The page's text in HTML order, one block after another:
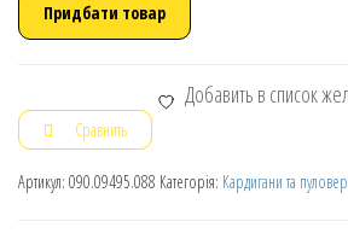
Придбати товар
Добавить в список
Сравнить
Артикул: 090.09495.088 Категорія: Кардигани та